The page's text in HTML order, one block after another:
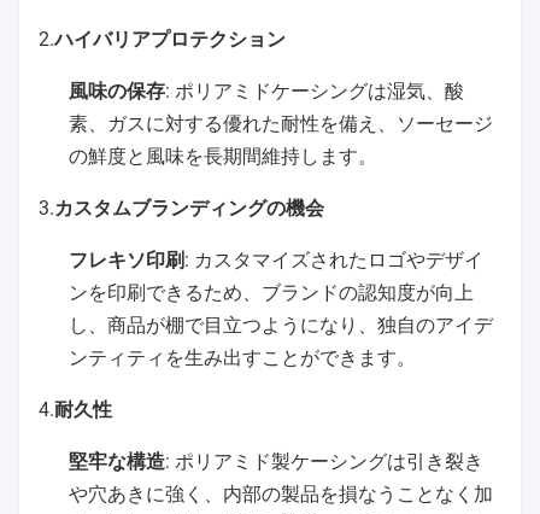
2.ハイバリアプロテクション
風味の保存: ポリアミドケーシングは湿気、酸
素、ガスに対する優れた耐性を備え、ソーセージ
の鮮度と風味を長期間維持します。
3.カスタムブランディングの機会
フレキソ印刷 : カスタマイズされたロゴやデザイ
ンを印刷できるため、ブランドの認知度が向上
し、商品が棚で目立つようになり、独自のアイデ
ンティティを生み出すことができます。
4.耐久性
堅牢な構造: ポリアミド製ケーシングは引き裂き
や穴あきに強く、内部の製品を損なうことなく加